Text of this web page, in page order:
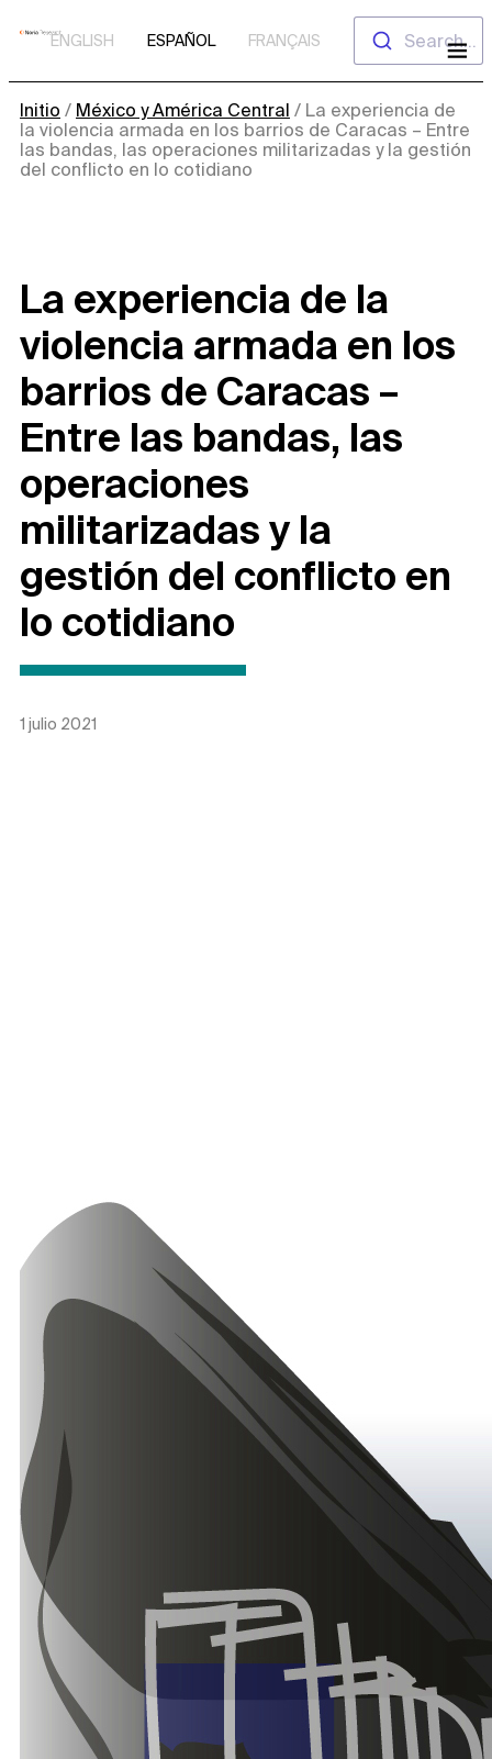
Saltar
ENGLISH ESPAÑOL FRANÇAIS Search...
Initio / México y América Central / La experiencia de
la violencia armada en los barrios de Caracas – Entre
las bandas, las operaciones militarizadas y la gestión
del conflicto en lo cotidiano
La experiencia de la
violencia armada en los
barrios de Caracas –
Entre las bandas, las
operaciones
militarizadas y la
gestión del conflicto en
lo cotidiano
1 julio 2021